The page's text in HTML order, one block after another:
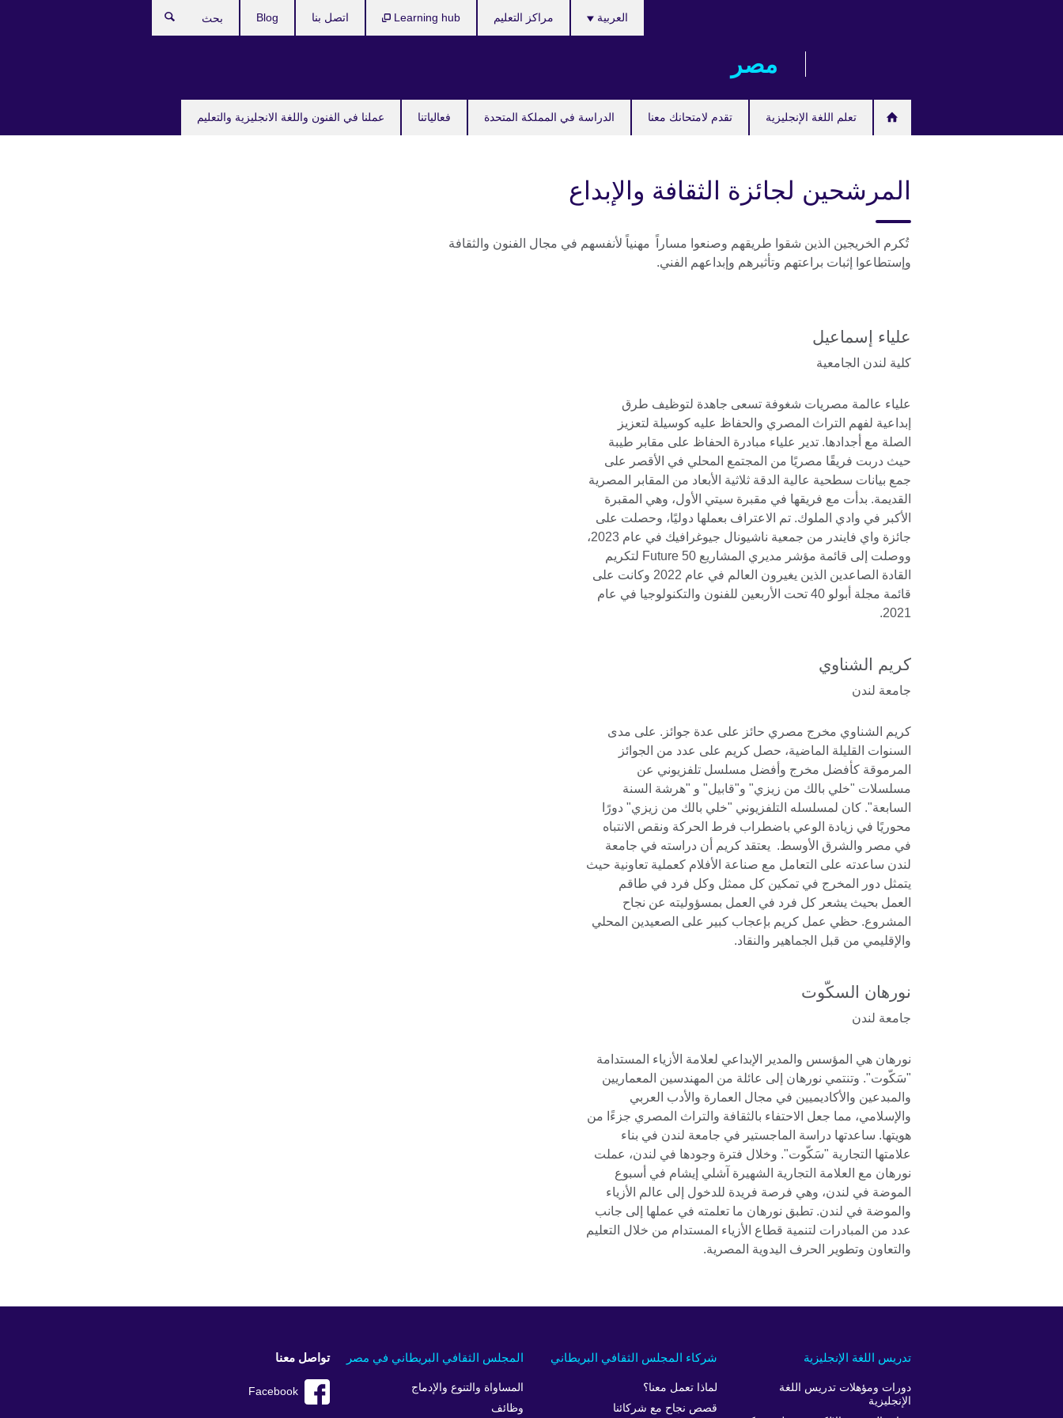
مصر‎
تعلم اللغة الإنجليزية تقدم لامتحانك معنا الدراسة في المملكة المتحدة فعالياتنا عملنا في الفنون واللغة الانجليزية والتعليم
العربية مراكز التعليم Learning hub اتصل بنا Blog
المرشحين لجائزة الثقافة والإبداع
تُكرم الخريجين الذين شقوا طريقهم وصنعوا مساراً مهنياً لأنفسهم في مجال الفنون والثقافة
وإستطاعوا إثبات براعتهم وتأثيرهم وإبداعهم الفني.
علياء إسماعيل
كلية لندن الجامعية
علياء عالمة مصريات شغوفة تسعى جاهدة لتوظيف طرق
إبداعية لفهم التراث المصري والحفاظ عليه كوسيلة لتعزيز
الصلة مع أجدادها. تدير علياء مبادرة الحفاظ على مقابر طيبة
حيث دربت فريقًا مصريًا من المجتمع المحلي في الأقصر على
جمع بيانات سطحية عالية الدقة ثلاثية الأبعاد من المقابر المصرية
القديمة. بدأت مع فريقها في مقبرة سيتي الأول، وهي المقبرة
الأكبر في وادي الملوك. تم الاعتراف بعملها دوليًا، وحصلت على
جائزة واي فايندر من جمعية ناشيونال جيوغرافيك في عام 2023،
ووصلت إلى قائمة مؤشر مديري المشاريع 50 Future لتكريم
القادة الصاعدين الذين يغيرون العالم في عام 2022 وكانت على
قائمة مجلة أبولو 40 تحت الأربعين للفنون والتكنولوجيا في عام
2021.
كريم الشناوي
جامعة لندن
كريم الشناوي مخرج مصري حائز على عدة جوائز. على مدى
السنوات القليلة الماضية، حصل كريم على عدد من الجوائز
المرموقة كأفضل مخرج وأفضل مسلسل تلفزيوني عن
مسلسلات "خلي بالك من زيزي" و"قابيل" و "هرشة السنة
السابعة". كان لمسلسله التلفزيوني "خلي بالك من زيزي" دورًا
محوريًا في زيادة الوعي باضطراب فرط الحركة ونقص الانتباه
في مصر والشرق الأوسط. يعتقد كريم أن دراسته في جامعة
لندن ساعدته على التعامل مع صناعة الأفلام كعملية تعاونية حيث
يتمثل دور المخرج في تمكين كل ممثل وكل فرد في طاقم
العمل بحيث يشعر كل فرد في العمل بمسؤوليته عن نجاح
المشروع. حظي عمل كريم بإعجاب كبير على الصعيدين المحلي
والإقليمي من قبل الجماهير والنقاد.
نورهان السكّوت
جامعة لندن
نورهان هي المؤسس والمدير الإبداعي لعلامة الأزياء المستدامة
"سَكّوت". وتنتمي نورهان إلى عائلة من المهندسين المعماريين
والمبدعين والأكاديميين في مجال العمارة والأدب العربي
والإسلامي، مما جعل الاحتفاء بالثقافة والتراث المصري جزءًا من
هويتها. ساعدتها دراسة الماجستير في جامعة لندن في بناء
علامتها التجارية "سَكّوت". وخلال فترة وجودها في لندن، عملت
نورهان مع العلامة التجارية الشهيرة آشلي إيشام في أسبوع
الموضة في لندن، وهي فرصة فريدة للدخول إلى عالم الأزياء
والموضة في لندن. تطبق نورهان ما تعلمته في عملها إلى جانب
عدد من المبادرات لتنمية قطاع الأزياء المستدام من خلال التعليم
والتعاون وتطوير الحرف اليدوية المصرية.
المجلس الثقافي البريطاني في مصر
المساواة والتنوع والإدماج
وظائف
شركاء المجلس الثقافي البريطاني
لماذا تعمل معنا؟
قصص نجاح مع شركائنا
تدريس اللغة الإنجليزية
دورات ومؤهلات تدريس اللغة
الإنجليزية
تواصل معنا
Facebook